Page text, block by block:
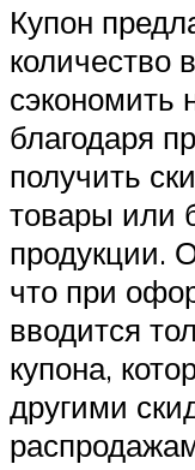
Купон
количество
сэкономить
благодаря
получить
товары или
продукции.
что при
вводится
купона,
другими